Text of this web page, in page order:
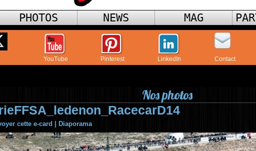
PHOTOS NEWS MAG
YouTube Pinterest LinkedIn Contact
Nos photos
cette e-card Diaporama